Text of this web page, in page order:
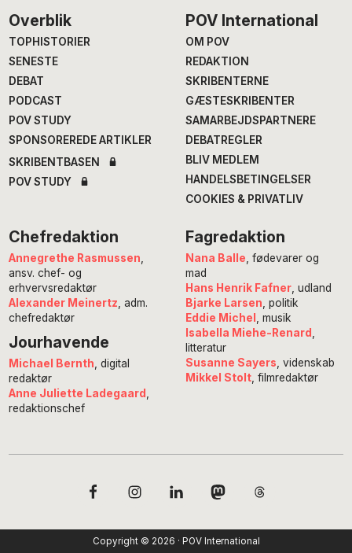
Footer
Overblik
TOPHISTORIER
SENESTE
DEBAT
PODCAST
POV STUDY
SPONSOREREDE ARTIKLER
SKRIBENTBASEN
POV STUDY
POV International
OM POV
REDAKTION
SKRIBENTERNE
GÆSTESKRIBENTER
SAMARBEJDSPARTNERE
DEBATREGLER
BLIV MEDLEM
HANDELSBETINGELSER
COOKIES & PRIVATLIV
Chefredaktion
Annegrethe Rasmussen,
ansv. chef- og
erhvervsredaktør
Alexander Meinertz, adm.
chefredaktør
Jourhavende
Michael Bernth , digital
redaktør
Anne Juliette Ladegaard
redaktionschef
Fagredaktion
Nana Balle, fødevarer og
mad
Hans Henrik Fafner, udland
Bjarke Larsen, politik
Eddie Michel , musik
Isabella Miehe-Renard ,
litteratur
Susanne Sayers, videnskab
Mikkel Stolt, filmredaktør
Copyright © 2026 · POV International